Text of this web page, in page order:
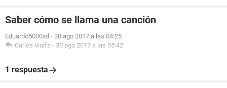
Saber cómo se llama una canción
Eduardo5000xd - 30 ago 2017 a las 04:25
Carlos-vialfa - 30 ago 2017 a las 05:42
1 respuesta